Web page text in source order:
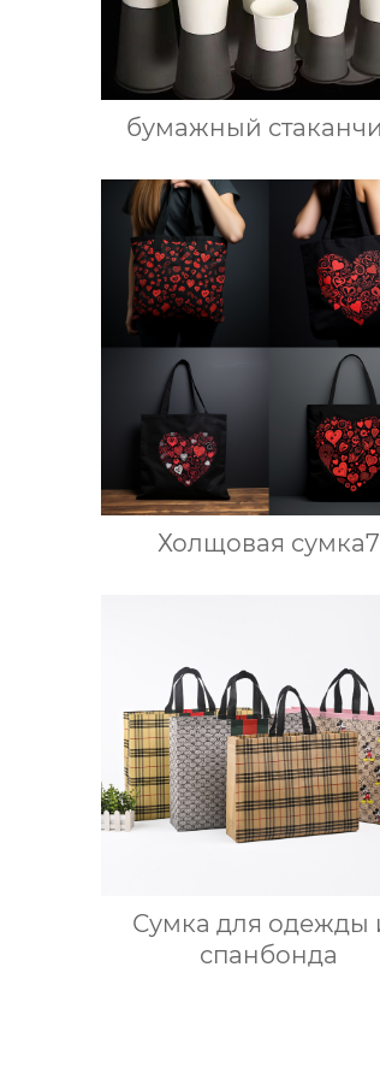
бумажный
Холщовая сумка7
Сумка для одежды
спанбонда